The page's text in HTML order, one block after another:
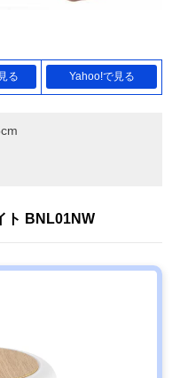
る Yahoo!で見る
ト BNL01NW